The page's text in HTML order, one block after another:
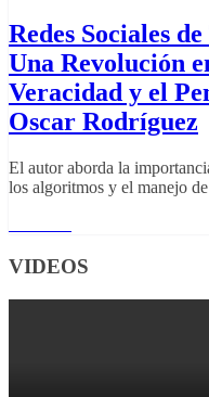
Redes Sociales
Una Revolución
Veracidad y el
Oscar Rodríguez
El autor aborda la
los algoritmos y el manejo
VIDEOS